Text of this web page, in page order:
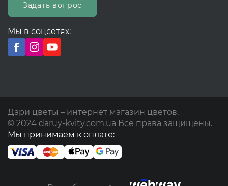
Задать вопрос
Мы в соцсетях:
Дари цветы – интернет магазин цветов.
© 2024 daruy-kvity.com.ua Все права защищены.
Мы принимаем к оплате: